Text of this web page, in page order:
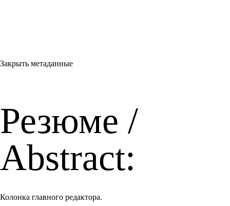
Закрыть метаданные
Резюме /
Abstract:
Колонка главного редактора.